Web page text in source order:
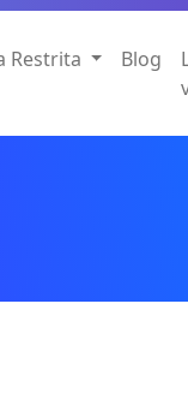
Restrita Blog